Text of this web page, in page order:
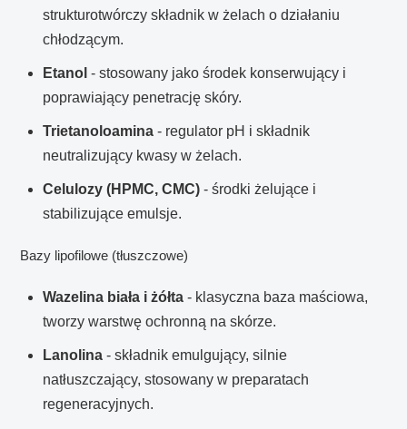
strukturotwórczy składnik w żelach o działaniu
chłodzącym.
Etanol- stosowany jako środek konserwujący i
poprawiający penetrację skóry.
Trietanoloamina - regulator pH i składnik
neutralizujący kwasy w żelach.
Celulozy (HPMC, CMC) - środki żelujące i
stabilizujące emulsje.
Bazy lipofilowe (tłuszczowe)
Wazelina biała i żółta - klasyczna baza maściowa,
tworzy warstwę ochronną na skórze.
Lanolina- składnik emulgujący, silnie
natłuszczający, stosowany w preparatach
regeneracyjnych.